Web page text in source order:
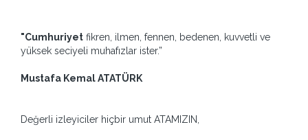
"Cumhuriyet fikren, ilmen, fennen, bedenen, kuvvetli ve
yüksek seciyeli muhafızlar ister.”
Mustafa Kemal ATATÜRK
Değerli izleyiciler hiçbir umut ATAMIZIN,